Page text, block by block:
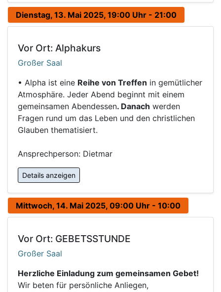
Dienstag, 13. Mai 2025, 19:00 Uhr - 21:00
Vor Ort: Alphakurs
Großer Saal
• Alpha ist eine Reihe von Treffen in gemütlicher
Atmosphäre. Jeder Abend beginnt mit einem
gemeinsamen Abendessen. Danach werden
Fragen rund um das Leben und den christlichen
Glauben thematisiert.
Ansprechperson: Dietmar
Details anzeigen
Mittwoch, 14. Mai 2025, 09:00 Uhr - 10:00
Vor Ort: GEBETSSTUNDE
Großer Saal
Herzliche Einladung zum gemeinsamen Gebet!
Wir beten für persönliche Anliegen,